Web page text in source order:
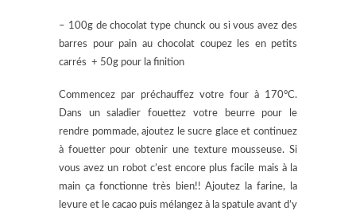
– 100g de chocolat type chunck ou si vous avez des
barres pour pain au chocolat coupez les en petits
carrés + 50g pour la finition
Commencez par préchauffez votre four à 170°C.
Dans un saladier fouettez votre beurre pour le
rendre pommade, ajoutez le sucre glace et continuez
à fouetter pour obtenir une texture mousseuse. Si
vous avez un robot c’est encore plus facile mais à la
main ça fonctionne très bien!! Ajoutez la farine, la
levure et le cacao puis mélangez à la spatule avant d’y